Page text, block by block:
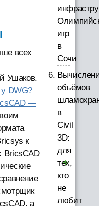
всех
Ушаков.
DWG?
—
к
BricsCAD
а
игр
в
Сочи
объёмов
в
Civil
3D:
для
тех,
кто
не
любит